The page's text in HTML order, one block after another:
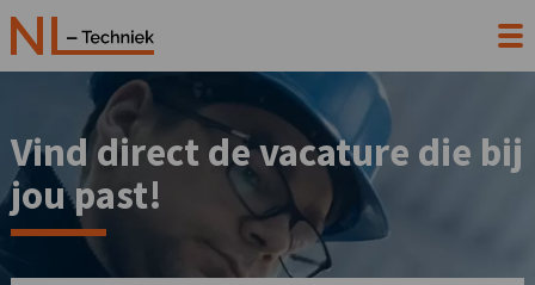
Vind direct de vacature die bij
jou past!